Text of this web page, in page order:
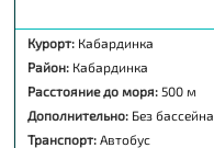
Курорт: Кабардинка
Район: Кабардинка
Расстояние до моря: 500 м
Дополнительно: Без бассейна
Транспорт: Автобус